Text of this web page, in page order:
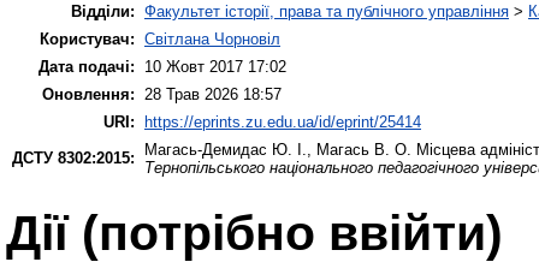
Відділи: Факультет історії, права та публічного управління >
Користувач: Світлана Чорновіл
Дата подачі:
10 Жовт 2017 17:02
Оновлення:
28 Трав 2026 18:57
URI: https://eprints.zu.edu.ua/id/eprint/25414
ДСТУ 8302:2015:
Магась-Демидас Ю. І. Магась В. О. Місцева
Тернопільського національного педагогічного
Дії ​​(потрібно ввійти)